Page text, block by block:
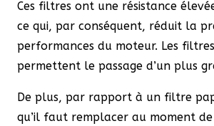
Ces filtres ont une résistance
ce qui, par conséquent, réduit la
performances du moteur. Les
permettent le passage d’un plus
De plus, par rapport à un filtre
qu’il faut remplacer au moment